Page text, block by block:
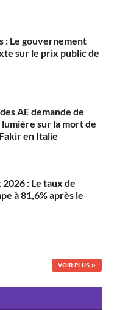
: Le gouvernement
sur le prix public de
AE demande de
sur la mort de
en Italie
: Le taux de
à 81,6% après le
VOIR PLUS